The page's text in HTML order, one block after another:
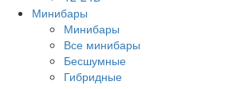
Минибары
Минибары
Все минибары
Бесшумные
Гибридные